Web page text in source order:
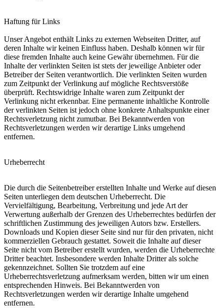
Haftung für Links
Unser Angebot enthält Links zu externen Webseiten Dritter, auf
deren Inhalte wir keinen Einfluss haben. Deshalb können wir für
diese fremden Inhalte auch keine Gewähr übernehmen. Für die
Inhalte der verlinkten Seiten ist stets der jeweilige Anbieter oder
Betreiber der Seiten verantwortlich. Die verlinkten Seiten wurden
zum Zeitpunkt der Verlinkung auf mögliche Rechtsverstöße
überprüft. Rechtswidrige Inhalte waren zum Zeitpunkt der
Verlinkung nicht erkennbar. Eine permanente inhaltliche Kontrolle
der verlinkten Seiten ist jedoch ohne konkrete Anhaltspunkte einer
Rechtsverletzung nicht zumutbar. Bei Bekanntwerden von
Rechtsverletzungen werden wir derartige Links umgehend
entfernen.
Urheberrecht
Die durch die Seitenbetreiber erstellten Inhalte und Werke auf diesen
Seiten unterliegen dem deutschen Urheberrecht. Die
Vervielfältigung, Bearbeitung, Verbreitung und jede Art der
Verwertung außerhalb der Grenzen des Urheberrechtes bedürfen der
schriftlichen Zustimmung des jeweiligen Autors bzw. Erstellers.
Downloads und Kopien dieser Seite sind nur für den privaten, nicht
kommerziellen Gebrauch gestattet. Soweit die Inhalte auf dieser
Seite nicht vom Betreiber erstellt wurden, werden die Urheberrechte
Dritter beachtet. Insbesondere werden Inhalte Dritter als solche
gekennzeichnet. Sollten Sie trotzdem auf eine
Urheberrechtsverletzung aufmerksam werden, bitten wir um einen
entsprechenden Hinweis. Bei Bekanntwerden von
Rechtsverletzungen werden wir derartige Inhalte umgehend
entfernen.